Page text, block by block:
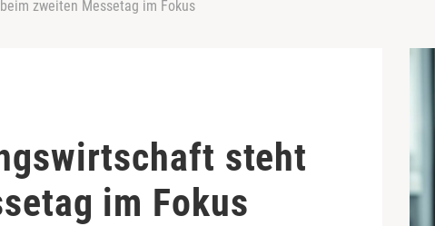
zweiten Messetag im Fokus
steht
im Fokus